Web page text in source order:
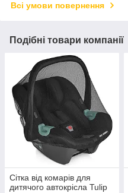
Всі умови повернення
Подібні товари компанії
Сітка від комарів для
дитячого автокрісла Tulip